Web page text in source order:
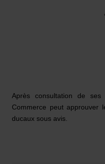
Après consultation de
Commerce peut approuver
ducaux sous avis.